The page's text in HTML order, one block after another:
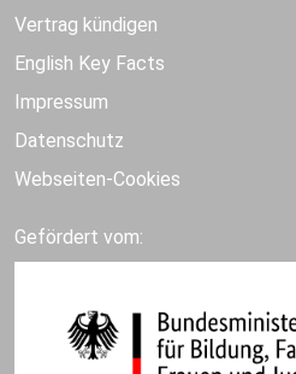
Vertrag kündigen
English Key Facts
Impressum
Datenschutz
Webseiten-Cookies
Gefördert vom: